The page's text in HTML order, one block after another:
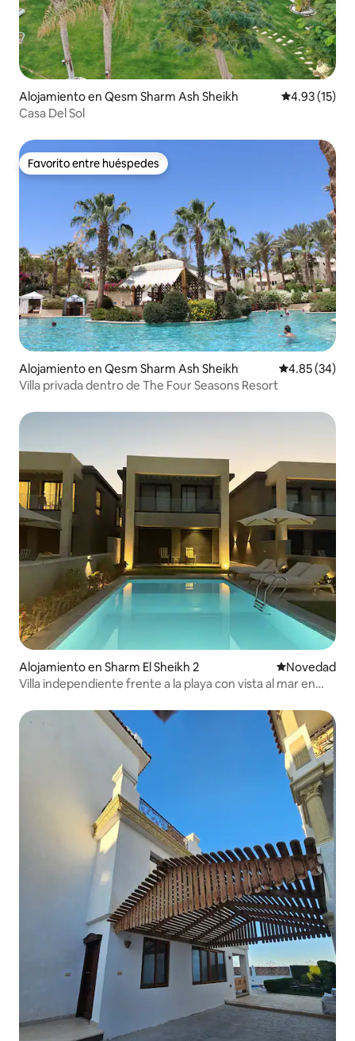
Alojamiento en Qesm Sharm Ash Sheikh Calificación
4.93 (15)
Casa Del Sol
Favorito entre huéspedes
Favorito entre huéspedes
Alojamiento en Qesm Sharm Ash Sheikh Calificación
4.85 (34)
Villa privada dentro de The Four Seasons Resort
Alojamiento en Sharm El Sheikh 2 Lugar para
Novedad
Villa independiente frente a la playa con vista al mar en